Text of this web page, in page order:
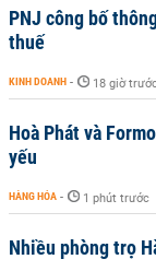
PNJ công bố
thuế
KINH DOANH - 18 giờ
Hoà Phát và
yếu
HÀNG HÓA - 1 phút trước
Nhiều phòng trọ